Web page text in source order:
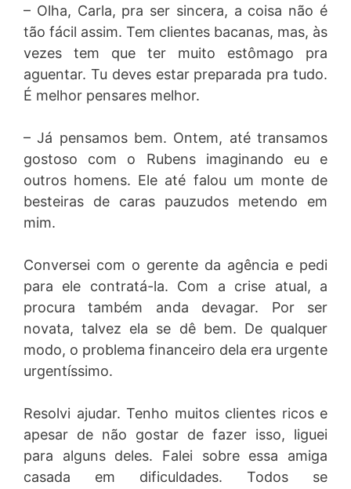
– Olha, Carla, pra ser sincera, a coisa não é
tão fácil assim. Tem clientes bacanas, mas, às
vezes tem que ter muito estômago pra
aguentar. Tu deves estar preparada pra tudo.
É melhor pensares melhor.
– Já pensamos bem. Ontem, até transamos
gostoso com o Rubens imaginando eu e
outros homens. Ele até falou um monte de
besteiras de caras pauzudos metendo em
mim.
Conversei com o gerente da agência e pedi
para ele contratá-la. Com a crise atual, a
procura também anda devagar. Por ser
novata, talvez ela se dê bem. De qualquer
modo, o problema financeiro dela era urgente
urgentíssimo.
Resolvi ajudar. Tenho muitos clientes ricos e
apesar de não gostar de fazer isso, liguei
para alguns deles. Falei sobre essa amiga
casada em dificuldades. Todos se